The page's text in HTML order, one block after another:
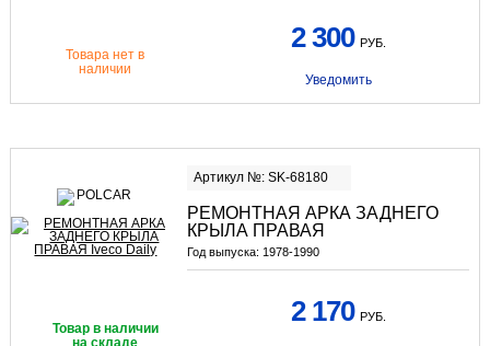
Товара нет в
наличии
2 300 РУБ.
Уведомить
Артикул №: SK-68180
РЕМОНТНАЯ АРКА ЗАДНЕГО
КРЫЛА ПРАВАЯ
Год выпуска: 1978-1990
Товар в наличии
на складе
2 170 РУБ.